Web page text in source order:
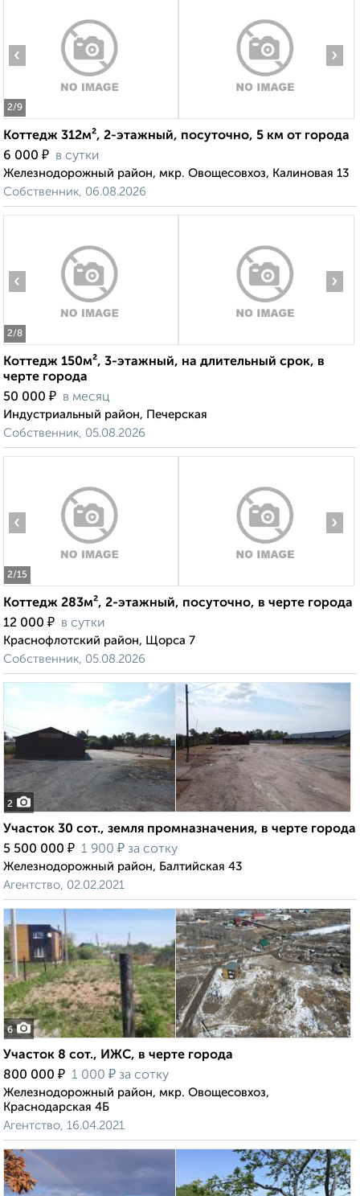
2/9
‹ ›
Коттедж 312м², 2-этажный, посуточно, 5 км от города
6 000 ₽ в сутки
Железнодорожный район, мкр. Овощесовхоз, Калиновая 13
Собственник, 06.08.2026
2/8
‹ ›
Коттедж 150м², 3-этажный, на длительный срок, в
черте города
50 000 ₽ в месяц
Индустриальный район, Печерская
Собственник, 05.08.2026
2/15
‹ ›
Коттедж 283м², 2-этажный, посуточно, в черте города
12 000 ₽ в сутки
Краснофлотский район, Щорса 7
Собственник, 05.08.2026
2
Участок 30 сот., земля промназначения, в черте города
5 500 000 ₽ 1 900 ₽ за сотку
Железнодорожный район, Балтийская 43
Агентство, 02.02.2021
6
Участок 8 сот., ИЖС, в черте города
800 000 ₽ 1 000 ₽ за сотку
Железнодорожный район, мкр. Овощесовхоз,
Краснодарская 4Б
Агентство, 16.04.2021